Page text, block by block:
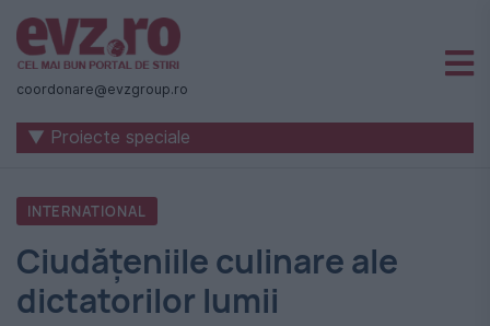
Știri
naționale
internaționale
România
-
Evenimentul
coordonare@evzgroup.ro
▼ Proiecte speciale
INTERNATIONAL
Ciudățeniile culinare ale
dictatorilor lumii